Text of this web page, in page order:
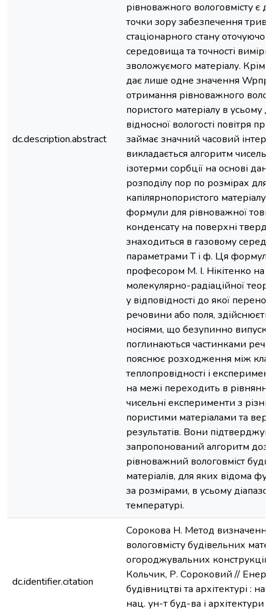
dc.description.abstract
рівноважного вологовмісту є
точки зору забезпечення
стаціонарного стану
середовища та точності
зволожуємого матеріалу. Крім
дає лише одне значення
отримання рівноважного
пористого матеріалу в усьому
відносної вологості повітря
займає значний часовий
викладається алгоритм
ізотерми сорбції на основі
розподілу пор по розмірах для
капілярнопористого матеріалу
формули для рівноважної
конденсату на поверхні
знаходиться в газовому
параметрами Т і ф. Ця
професором М. І. Нікітенко на
молекулярно-радіаційної
у відповідності до якої перенос
речовини або поля,
носіями, що безупинно
поглинаються частинками
пояснює розходження між
теплопровідності і
на межі переходить в
чисельні експерименти з
пористими матеріалами та
результатів. Вони
запропонований алгоритм
рівноважний вологовміст
матеріалів, для яких відома
за розмірами, в усьому
температурі.
dc.identifier.citation
Сорокова Н. Метод
вологовмісту будівельних
огороджувальних
Кольчик, Р. Сороковий //
будівництві та архітектурі :
нац. ун-т буд-ва і архітектури